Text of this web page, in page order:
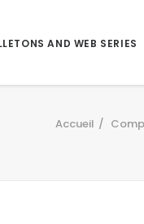
AND WEB SERIES
Accueil